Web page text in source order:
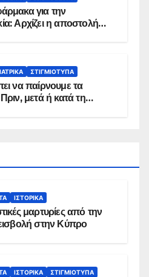
για την
Αρχίζει η αποστολή
ΙΑΤΡΙΚΆ ΣΤΙΓΜΙΌΤΥΠΑ
να παίρνουμε τα
μετά ή κατά τη
ΙΣΤΟΡΙΚΆ
μαρτυρίες από την
στην Κύπρο
ΙΣΤΟΡΙΚΆ ΣΤΙΓΜΙΌΤΥΠΑ